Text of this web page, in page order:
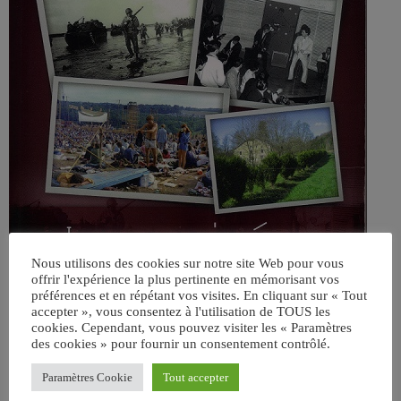
Nous utilisons des cookies sur notre site Web pour vous
offrir l'expérience la plus pertinente en mémorisant vos
préférences et en répétant vos visites. En cliquant sur « Tout
accepter », vous consentez à l'utilisation de TOUS les
cookies. Cependant, vous pouvez visiter les « Paramètres
des cookies » pour fournir un consentement contrôlé.
Paramètres Cookie Tout accepter